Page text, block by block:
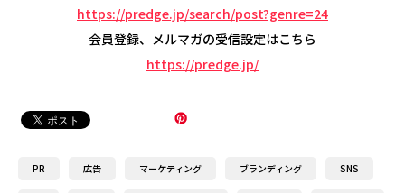
https://predge.jp/search/post?genre=24
会員登録、メルマガの受信設定はこちら
https://predge.jp/
PR 広告 マーケティング ブランディング SNS